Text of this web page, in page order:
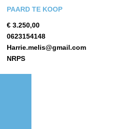
PAARD TE KOOP
€ 3.250,00
0623154148
Harrie.melis@gmail.com
NRPS